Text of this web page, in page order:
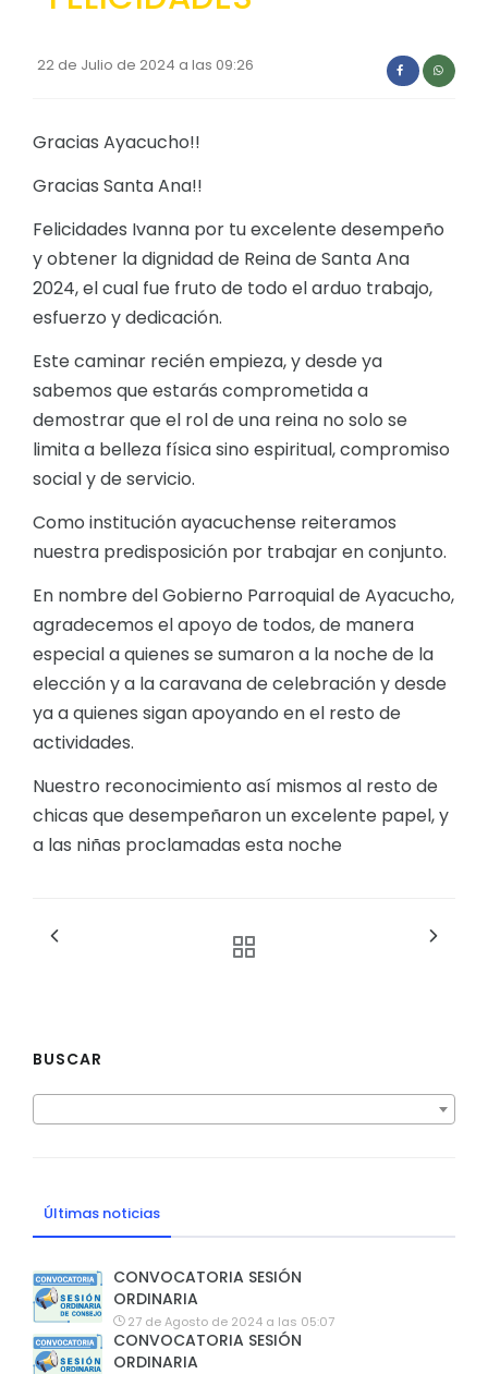
GESTIÓN ADMINISTRATIVA
Plan Anual Contratación - PAC
Plan Operativo Anual - POA
Convenios Institucionales
PRESUPUESTO: EJECUCIÓN Y REPORTES
Cédulas presupuestarias y balances
Procesos de contratación
Ejecución Presupuestaria
Obras y proyectos
22 de Julio de 2024 a las 09:26
Gracias Ayacucho!!
Gracias Santa Ana!!
Felicidades Ivanna por tu excelente desempeño
y obtener la dignidad de Reina de Santa Ana
2024, el cual fue fruto de todo el arduo trabajo,
esfuerzo y dedicación.
Este caminar recién empieza, y desde ya
sabemos que estarás comprometida a
demostrar que el rol de una reina no solo se
limita a belleza física sino espiritual, compromiso
social y de servicio.
Como institución ayacuchense reiteramos
nuestra predisposición por trabajar en conjunto.
En nombre del Gobierno Parroquial de Ayacucho,
agradecemos el apoyo de todos, de manera
especial a quienes se sumaron a la noche de la
elección y a la caravana de celebración y desde
ya a quienes sigan apoyando en el resto de
actividades.
Nuestro reconocimiento así mismos al resto de
chicas que desempeñaron un excelente papel, y
a las niñas proclamadas esta noche
BUSCAR
Últimas noticias
CONVOCATORIA SESIÓN
ORDINARIA
27 de Agosto de 2024 a las 05:07
CONVOCATORIA SESIÓN
ORDINARIA